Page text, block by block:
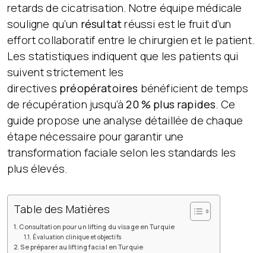
retards de cicatrisation. Notre équipe médicale
souligne qu’un résultatréussi est le fruit d’un
effort collaboratif entre le chirurgien et le patient.
Les statistiques indiquent que les patients qui
suivent strictement les
directives préopératoires bénéficient de temps
de récupération jusqu’à20 % plus rapides. Ce
guide propose une analyse détaillée de chaque
étape nécessaire pour garantir une
transformation faciale selon les standards les
plus élevés.
Table des Matières
Consultation pour un lifting du visage en Turquie
Évaluation clinique et objectifs
Se préparer au lifting facial en Turquie